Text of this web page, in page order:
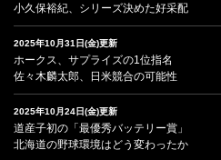
小久保裕紀、シリーズ決めた好采配
2025年10月31日(金)更新
ホークス、サプライズの1位指名
佐々木麟太郎、日米競合の可能性
2025年10月24日(金)更新
道産子初の「最優秀バッテリー賞」
北海道の野球環境はどう変わったか